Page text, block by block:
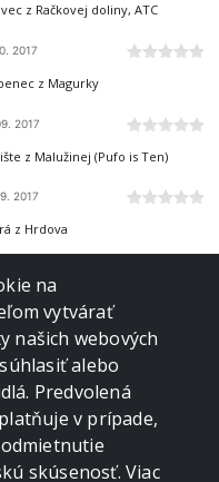
z Račkovej doliny, ATC
2017
TATRY
z Magurky
2017
TATRY
z Malužinej (Pufo is Ten)
2017TATRY
z Hrdova
vodopád z Črmného
2017
TATRY
z Trangošky
2017 VRCHY
z Henclovej
na
vytvárať
našich webových
alebo
Predvolená
v prípade,
skúsenosť. Viac